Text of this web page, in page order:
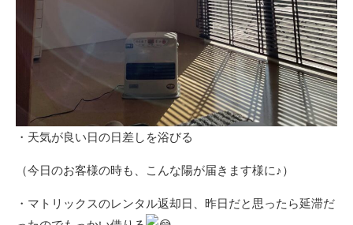
・天気が良い日の日差しを浴びる
（今日のお客様の時も、こんな陽が届きます様に♪）
・マトリックスのレンタル返却日、昨日だと思ったら延滞だ